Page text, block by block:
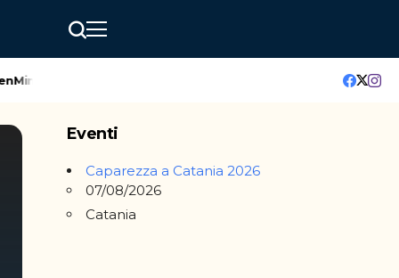
Catania: l’hackathon che accende il futuro della città
Eventi
Caparezza a Catania 2026
07/08/2026
Catania